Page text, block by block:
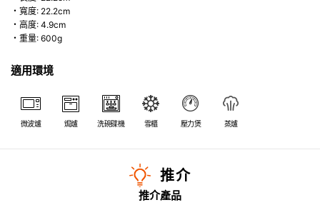
・寬度: 22.2cm
・高度: 4.9cm
・重量: 600g
適用環境
微波爐 焗爐 洗碗碟機 雪櫃 壓力煲 蒸爐
推介
推介產品